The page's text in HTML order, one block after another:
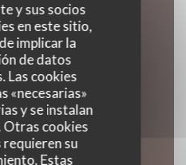
y sus socios
en este sitio,
implicar la
de datos
Las cookies
«necesarias»
y se instalan
cookies
requieren su
Estas